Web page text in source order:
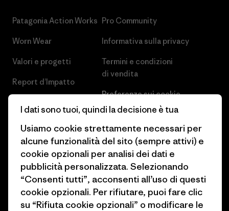
Patagonia Action Works
Worn Wear
Valori e progetti
Report d’Impatto
1% For The Planet
Come finanziamo
Buoni regalo
Trova un negozio
Pro Community
Informativa sulla privacy
Termini e condizioni
di vendita
Preferenze sui cookie
Lavora con noi
Stampa e media
Industry program
Programma di affiliazione
Patagonia Italia Mappa del sito
I dati sono tuoi, quindi la decisione è tua
Usiamo cookie strettamente necessari per
alcune funzionalità del sito (sempre attivi) e
cookie opzionali per analisi dei dati e
pubblicità personalizzata. Selezionando
“Consenti tutti”, acconsenti all’uso di questi
cookie opzionali. Per rifiutare, puoi fare clic
su “Rifiuta cookie opzionali” o modificare le